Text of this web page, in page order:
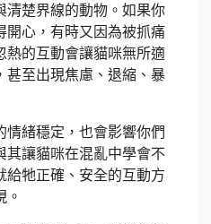
清楚界線的動物。如果你
開心，有時又因為被抓痛
熱的互動會讓貓咪無所適
甚至出現焦慮、退縮、暴
情緒穩定，也會影響你們
其讓貓咪在混亂中學會不
給牠正確、安全的互動方
。